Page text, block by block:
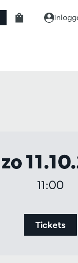
zo
11:00
Tickets